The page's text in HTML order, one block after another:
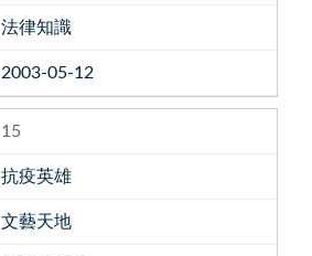
法律知識
2003-05-12
15
抗疫英雄
文藝天地